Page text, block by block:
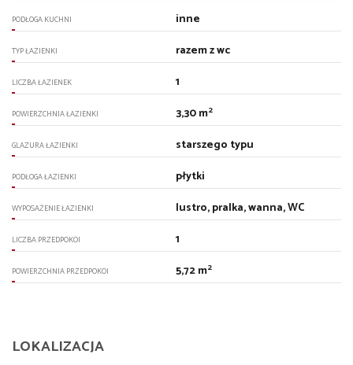
PODŁOGA KUCHNI inne
TYP ŁAZIENKI razem z wc
LICZBA ŁAZIENEK 1
POWIERZCHNIA ŁAZIENKI 3,30 m2
GLAZURA ŁAZIENKI starszego typu
PODŁOGA ŁAZIENKI płytki
WYPOSAŻENIE ŁAZIENKI lustro, pralka, wanna, WC
LICZBA PRZEDPOKOI 1
POWIERZCHNIA PRZEDPOKOI 5,72 m2
LOKALIZACJA